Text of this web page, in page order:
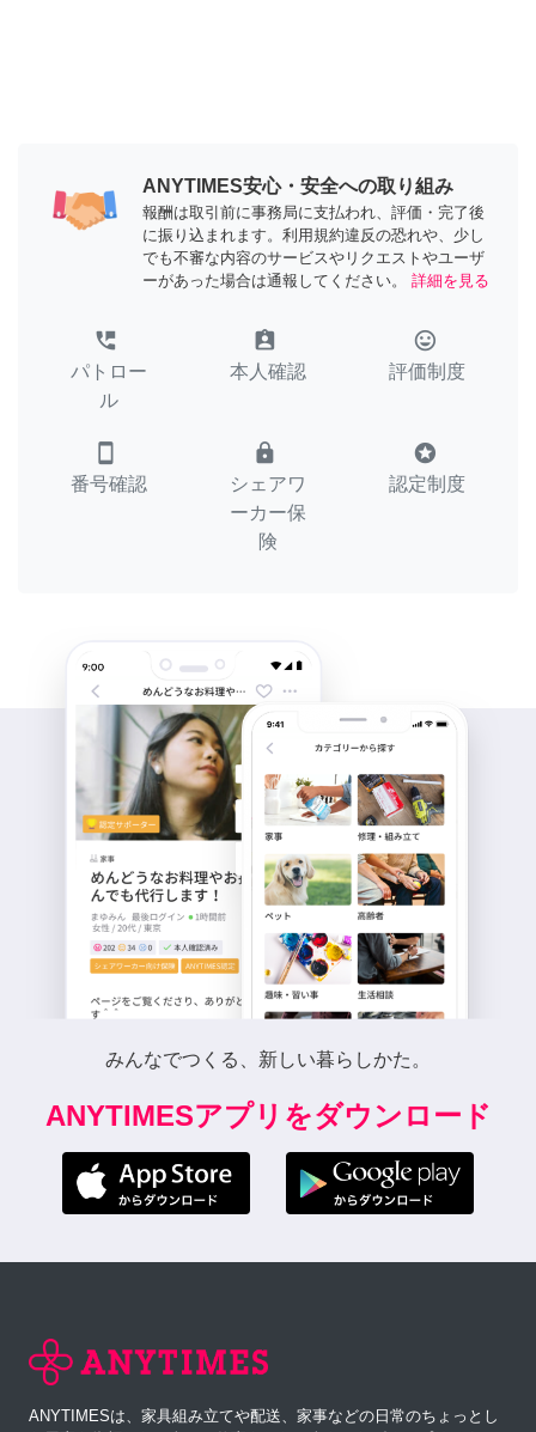
ANYTIMES安心・安全への取り組み
報酬は取引前に事務局に支払われ、評価・完了後
に振り込まれます。利用規約違反の恐れや、少し
でも不審な内容のサービスやリクエストやユーザ
ーがあった場合は通報してください。
詳細を見る
perm_phone_msg
パトロー
ル
assignment_ind
本人確認
tag_faces
評価制度
smartphone
番号確認
lock
シェアワ
ーカー保
険
stars
認定制度
みんなでつくる、新しい暮らしかた。
ANYTIMESアプリをダウンロード
ANYTIMESは、家具組み立てや配送、家事などの日常のちょっとし